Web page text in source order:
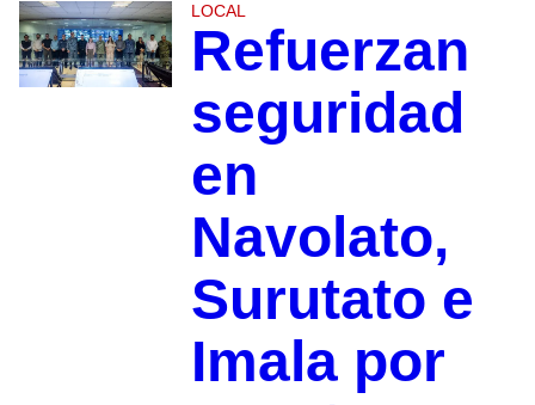
LOCAL
Refuerzan
seguridad
en
Navolato,
Surutato e
Imala por